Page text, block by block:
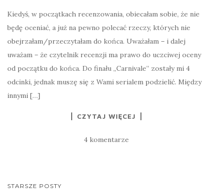
Kiedyś, w początkach recenzowania, obiecałam sobie, że nie
będę oceniać, a już na pewno polecać rzeczy, których nie
obejrzałam/przeczytałam do końca. Uważałam – i dalej
uważam – że czytelnik recenzji ma prawo do uczciwej oceny
od początku do końca. Do finału „Carnivale” zostały mi 4
odcinki, jednak muszę się z Wami serialem podzielić. Między
innymi […]
CZYTAJ WIĘCEJ
4 komentarze
STARSZE POSTY